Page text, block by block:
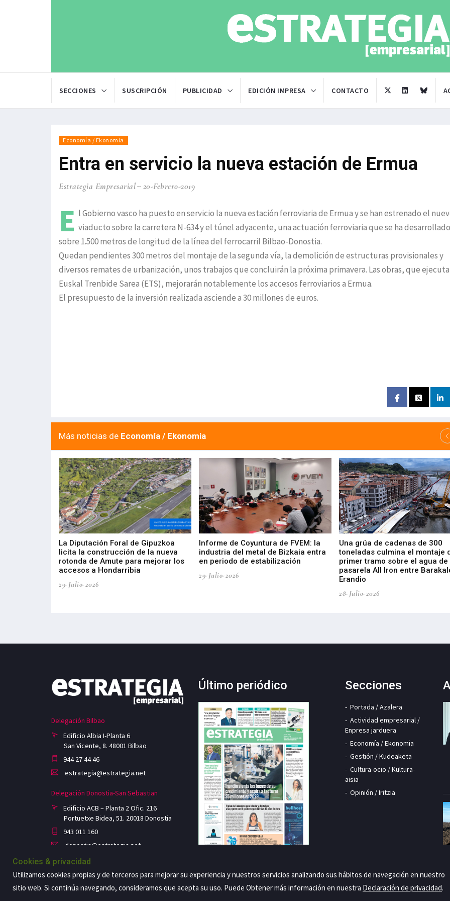
SECCIONES SUSCRIPCIÓN PUBLICIDAD EDICIÓN IMPRESA CONTACTO
Economía / Ekonomia
Entra en servicio la nueva estación de Ermua
Estrategia Empresarial 20-Febrero-2019
E l Gobierno vasco ha puesto en servicio la nueva estación ferroviaria de Ermua y se han estrenado el
viaducto sobre la carretera N-634 y el túnel adyacente, una actuación ferroviaria que se ha desarrollado
sobre 1.500 metros de longitud de la línea del ferrocarril Bilbao-Donostia.
Quedan pendientes 300 metros del montaje de la segunda vía, la demolición de estructuras provisionales y
diversos remates de urbanización, unos trabajos que concluirán la próxima primavera. Las obras, que ejecuta
Euskal Trenbide Sarea (ETS), mejorarán notablemente los accesos ferroviarios a Ermua.
El presupuesto de la inversión realizada asciende a 30 millones de euros.
Más noticias de Economía / Ekonomia
La Diputación Foral de Gipuzkoa
licita la construcción de la nueva
rotonda de Amute para mejorar los
accesos a Hondarribia
29-Julio-2026
Informe de Coyuntura de FVEM: la
industria del metal de Bizkaia entra
en periodo de estabilización
29-Julio-2026
Una grúa de cadenas de 300
toneladas culmina el montaje
primer tramo sobre el agua de
pasarela All Iron entre
Erandio
28-Julio-2026
Delegación Bilbao
Edificio Albia I-Planta 6
San Vicente, 8. 48001 Bilbao
944 27 44 46
estrategia@estrategia.net
Delegación Donostia-San Sebastian
Edificio ACB – Planta 2 Ofic. 216
Portuetxe Bidea, 51. 20018 Donostia
943 011 160
donostia@estrategia.net
Último periódico Secciones
Portada / Azalera
Actividad empresarial /
Enpresa jarduera
Economía / Ekonomia
Gestión / Kudeaketa
Cultura-ocio / Kultura-
aisia
Opinión / Iritzia
Cookies & privacidad
Utilizamos cookies propias y de terceros para mejorar su experiencia y nuestros servicios analizando sus hábitos de navegación en nuestro
sitio web. Si continúa navegando, consideramos que acepta su uso. Puede Obtener más información en nuestra Declaración de privacidad.